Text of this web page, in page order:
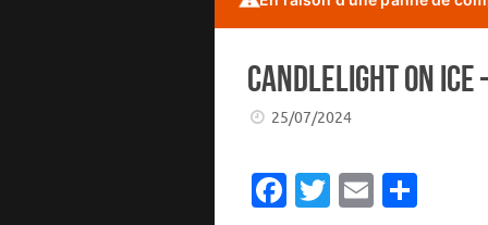
CANDLELIGHT on
25/07/2024
Fa T E